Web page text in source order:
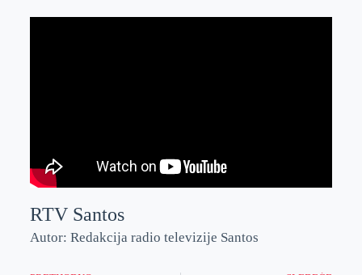
RTV Santos
Autor: Redakcija radio televizije Santos